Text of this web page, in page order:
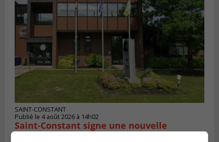
SAINT-CONSTANT
Publié le 4 août 2026 à 14h02
Saint-Constant signe une nouvelle
convention pour le bien de la population